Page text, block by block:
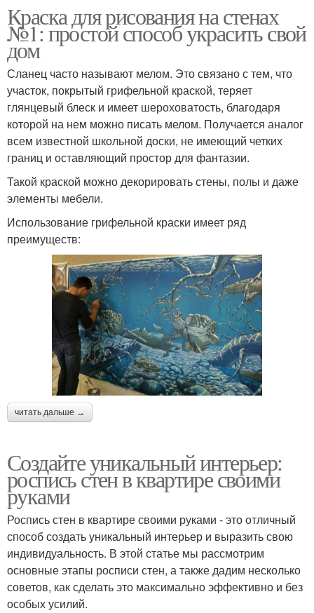
Краска для рисования на стенах
№1: простой способ украсить свой
дом
Сланец часто называют мелом. Это связано с тем, что
участок, покрытый грифельной краской, теряет
глянцевый блеск и имеет шероховатость, благодаря
которой на нем можно писать мелом. Получается аналог
всем известной школьной доски, не имеющий четких
границ и оставляющий простор для фантазии.
Такой краской можно декорировать стены, полы и даже
элементы мебели.
Использование грифельной краски имеет ряд
преимуществ:
читать дальше →
Создайте уникальный интерьер:
роспись стен в квартире своими
руками
Роспись стен в квартире своими руками - это отличный
способ создать уникальный интерьер и выразить свою
индивидуальность. В этой статье мы рассмотрим
основные этапы росписи стен, а также дадим несколько
советов, как сделать это максимально эффективно и без
особых усилий.